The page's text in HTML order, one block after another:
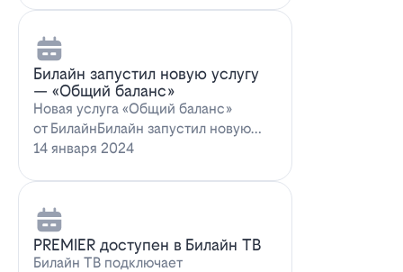
Билайн запустил новую услугу
— «Общий баланс»
Новая услуга «Общий баланс»
от БилайнБилайн запустил новую
услугу – "Общий баланс"…
14 января 2024
PREMIER доступен в Билайн ТВ
Билайн ТВ подключает